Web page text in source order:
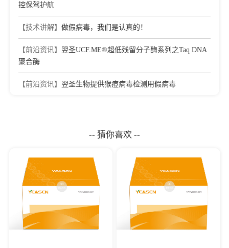
控保驾护航
【技术讲解】 做假病毒，我们是认真的！
【前沿资讯】 翌圣UCF.ME®超低残留分子酶系列之Taq DNA
聚合酶
【前沿资讯】 翌圣生物提供猴痘病毒检测用假病毒
-- 猜你喜欢 --